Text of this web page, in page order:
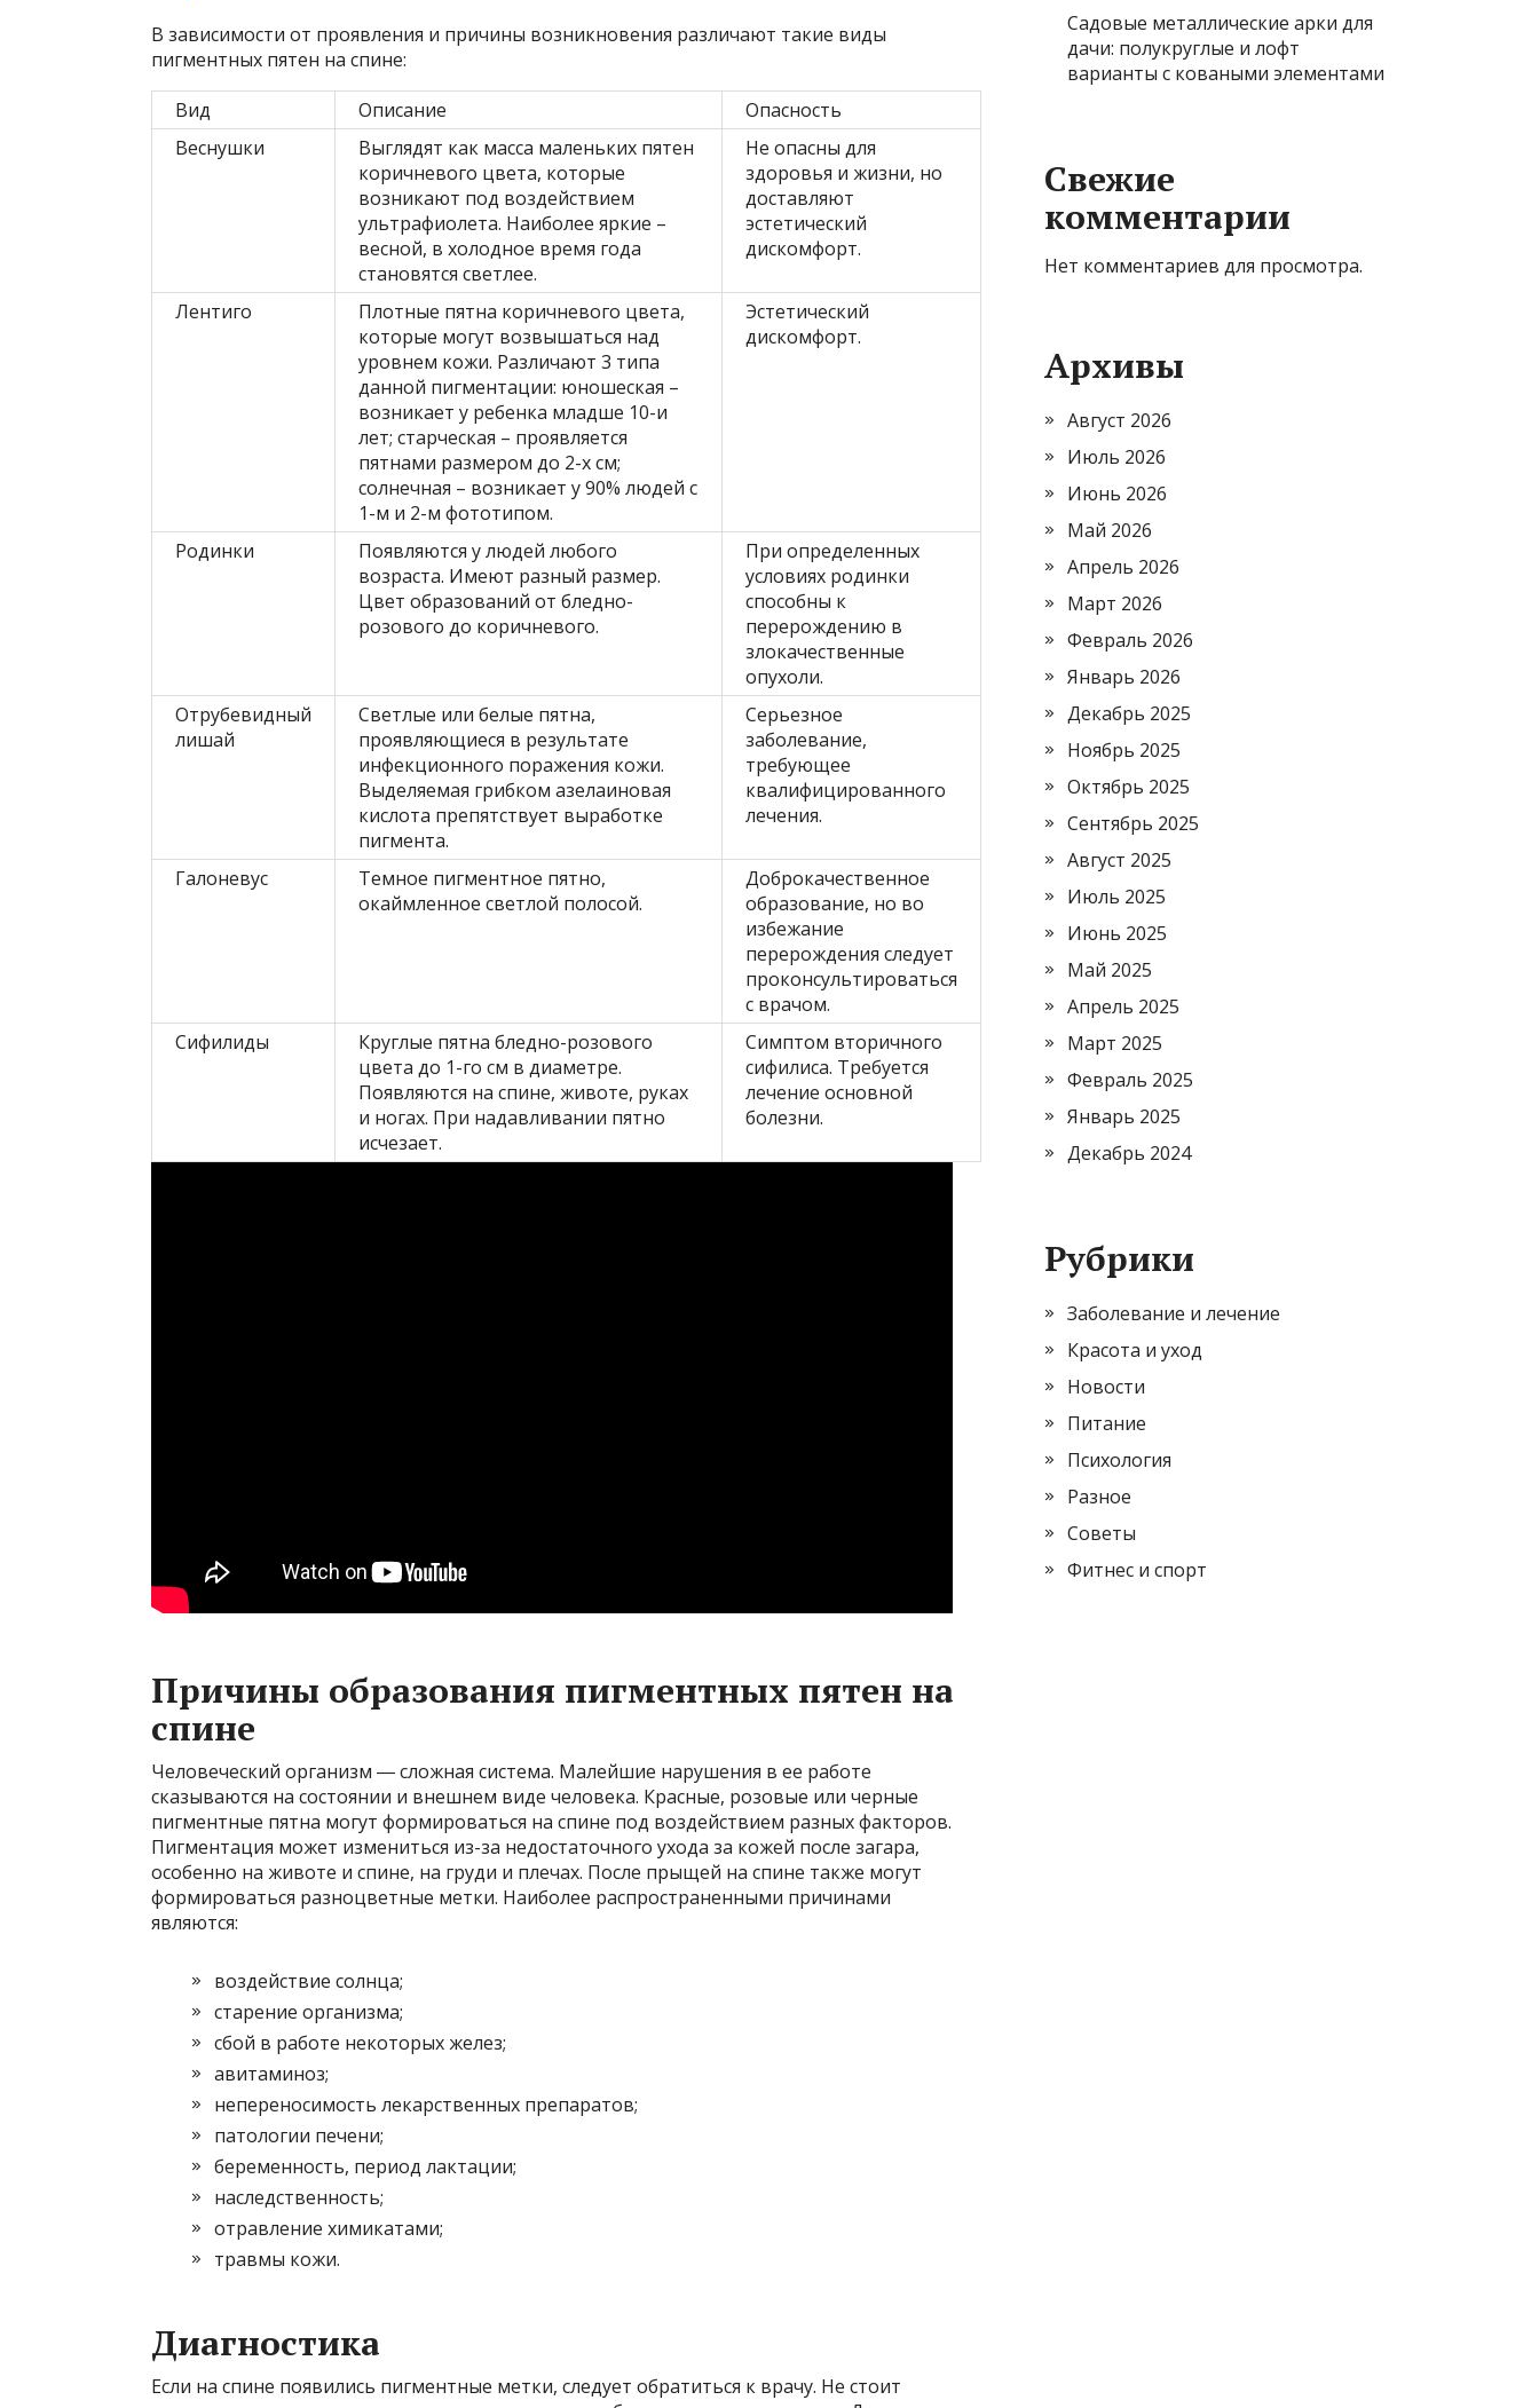
В зависимости от проявления и причины возникновения различают такие виды
пигментных пятен на спине:
Вид
Описание
Опасность
Веснушки
Выглядят как масса маленьких пятен
коричневого цвета, которые
возникают под воздействием
ультрафиолета. Наиболее яркие –
весной, в холодное время года
становятся светлее.
Не опасны для
здоровья и жизни, но
доставляют
эстетический
дискомфорт.
Лентиго
Плотные пятна коричневого цвета,
которые могут возвышаться над
уровнем кожи. Различают 3 типа
данной пигментации: юношеская –
возникает у ребенка младше 10-и
лет; старческая – проявляется
пятнами размером до 2-х см;
солнечная – возникает у 90% людей с
1-м и 2-м фототипом.
Эстетический
дискомфорт.
Родинки
Появляются у людей любого
возраста. Имеют разный размер.
Цвет образований от бледно-
розового до коричневого.
При определенных
условиях родинки
способны к
перерождению в
злокачественные
опухоли.
Отрубевидный
лишай
Светлые или белые пятна,
проявляющиеся в результате
инфекционного поражения кожи.
Выделяемая грибком азелаиновая
кислота препятствует выработке
пигмента.
Серьезное
заболевание,
требующее
квалифицированного
лечения.
Галоневус
Темное пигментное пятно,
окаймленное светлой полосой.
Доброкачественное
образование, но во
избежание
перерождения следует
проконсультироваться
с врачом.
Сифилиды
Круглые пятна бледно-розового
цвета до 1-го см в диаметре.
Появляются на спине, животе, руках
и ногах. При надавливании пятно
исчезает.
Симптом вторичного
сифилиса. Требуется
лечение основной
болезни.
Причины образования пигментных пятен на
спине
Человеческий организм ― сложная система. Малейшие нарушения в ее работе
сказываются на состоянии и внешнем виде человека. Красные, розовые или черные
пигментные пятна могут формироваться на спине под воздействием разных факторов.
Пигментация может измениться из-за недостаточного ухода за кожей после загара,
особенно на животе и спине, на груди и плечах. После прыщей на спине также могут
формироваться разноцветные метки. Наиболее распространенными причинами
являются:
воздействие солнца;
старение организма;
сбой в работе некоторых желез;
авитаминоз;
непереносимость лекарственных препаратов;
патологии печени;
беременность, период лактации;
наследственность;
отравление химикатами;
травмы кожи.
Диагностика
Если на спине появились пигментные метки, следует обратиться к врачу. Не стоит
Садовые металлические арки для
дачи: полукруглые и лофт
варианты с коваными элементами
Свежие
комментарии
Нет комментариев для просмотра.
Архивы
Август 2026
Июль 2026
Июнь 2026
Май 2026
Апрель 2026
Март 2026
Февраль 2026
Январь 2026
Декабрь 2025
Ноябрь 2025
Октябрь 2025
Сентябрь 2025
Август 2025
Июль 2025
Июнь 2025
Май 2025
Апрель 2025
Март 2025
Февраль 2025
Январь 2025
Декабрь 2024
Рубрики
Заболевание и лечение
Красота и уход
Новости
Питание
Психология
Разное
Советы
Фитнес и спорт